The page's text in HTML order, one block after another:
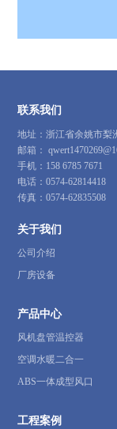
ENGLISH
联系我们
地址：浙江省余姚市梨
邮箱：
手机： 158 6785 7671
电话：0574-62814418
传真：0574-62835508
关于我们
公司介绍
厂房设备
产品中心
风机盘管温控器
空调水暖二合一
ABS一体成型风口
工程案例